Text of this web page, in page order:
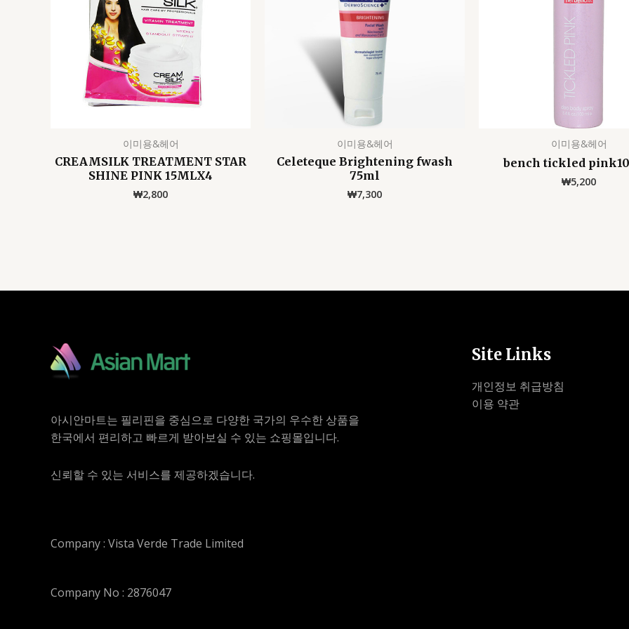
이미용&헤어
CREAMSILK TREATMENT STAR
SHINE PINK 15MLX4
₩2,800
이미용&헤어
Celeteque Brightening fwash
75ml
₩7,300
이미용&헤어
bench tickled
₩5,200
아시안마트는 필리핀을 중심으로 다양한 국가의 우수한 상품을
한국에서 편리하고 빠르게 받아보실 수 있는 쇼핑몰입니다.
신뢰할 수 있는 서비스를 제공하겠습니다.
Company : Vista Verde Trade Limited
Company No : 2876047
Site Links
개인정보 취급방침
이용 약관